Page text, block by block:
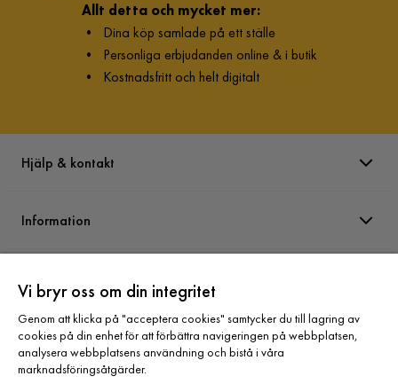
Allt detta och mycket mer:
• Dina köp samlade på ett ställe
• Personliga erbjudanden online & i butik
• Kostnadsfritt och helt digitalt
Hjälp & kontakt
Information
Sortiment
Vi bryr oss om din integritet
Genom att klicka på "acceptera cookies" samtycker du till lagring av
cookies på din enhet för att förbättra navigeringen på webbplatsen,
analysera webbplatsens användning och bistå i våra
marknadsföringsåtgärder.